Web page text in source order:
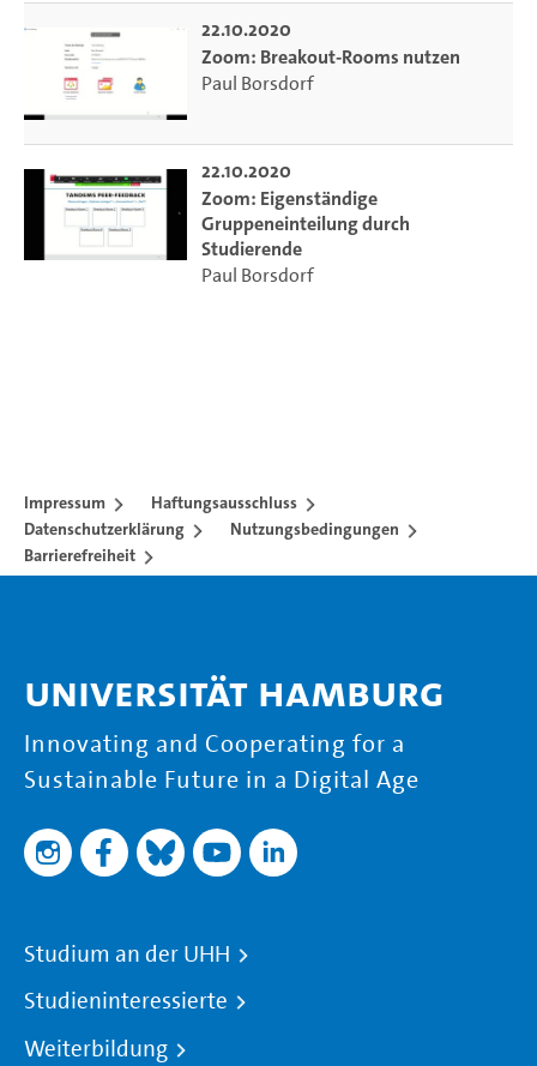
22.10.2020
Zoom: Breakout-Rooms nutzen
Paul Borsdorf
22.10.2020
Zoom: Eigenständige
Gruppeneinteilung durch
Studierende
Paul Borsdorf
Impressum
Haftungsausschluss
Datenschutzerklärung
Nutzungsbedingungen
Barrierefreiheit
Universität Hamburg
Innovating and Cooperating for a
Sustainable Future in a Digital Age
Studium an der UHH
Studieninteressierte
Weiterbildung